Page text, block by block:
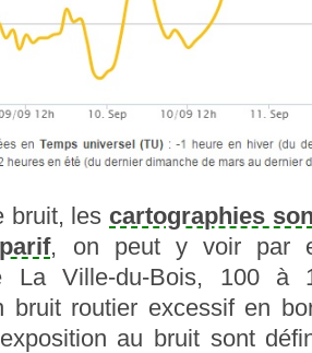
bruit, les cartographies
, on peut y voir par
La Ville-du-Bois, 100 à
bruit routier excessif en
au bruit sont